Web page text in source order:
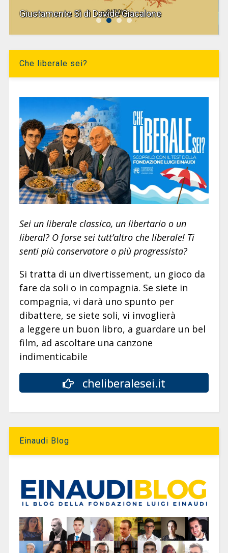
Giustamente Sì di Davide Giacalone
Che liberale sei?
Sei un liberale classico, un libertario o un
liberal? O forse sei tutt’altro che liberale! Ti
senti più conservatore o più progressista?
Si tratta di un divertissement, un gioco da
fare da soli o in compagnia. Se siete in
compagnia, vi darà uno spunto per
dibattere, se siete soli, vi invoglierà
a leggere un buon libro, a guardare un bel
film, ad ascoltare una canzone
indimenticabile
cheliberalesei.it
Einaudi Blog